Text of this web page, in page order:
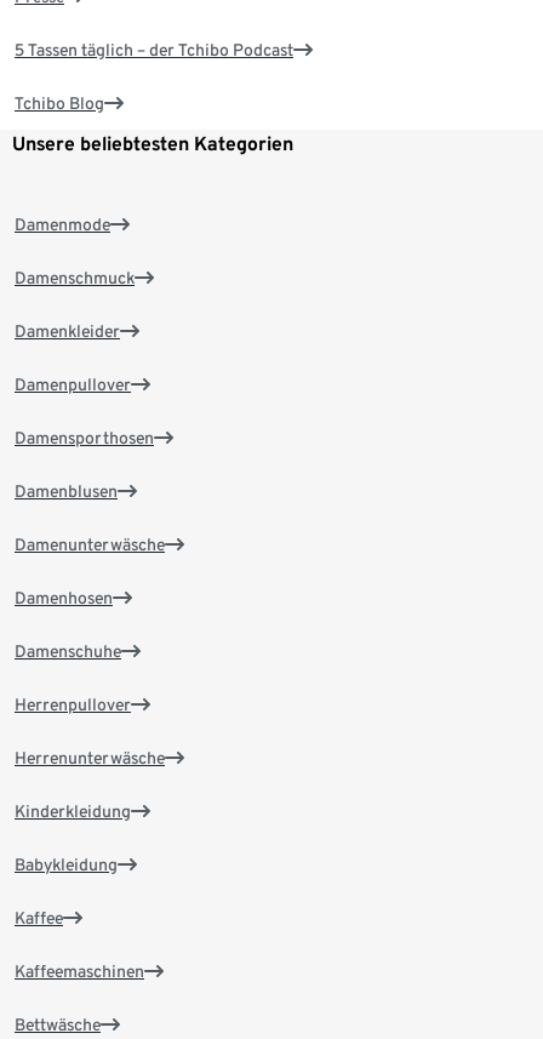
5 Tassen täglich – der Tchibo Podcast
Tchibo Blog
Unsere beliebtesten Kategorien
Damenmode
Damenschmuck
Damenkleider
Damenpullover
Damensporthosen
Damenblusen
Damenunterwäsche
Damenhosen
Damenschuhe
Herrenpullover
Herrenunterwäsche
Kinderkleidung
Babykleidung
Kaffee
Kaffeemaschinen
Bettwäsche